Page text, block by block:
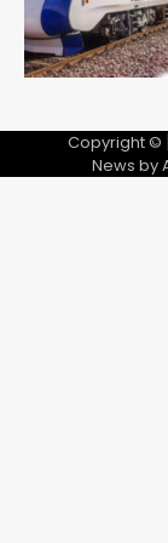
Copyright ©
News by